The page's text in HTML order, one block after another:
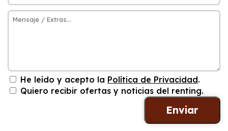
He leído y acepto la Política de Privacidad.
Quiero recibir ofertas y noticias del renting.